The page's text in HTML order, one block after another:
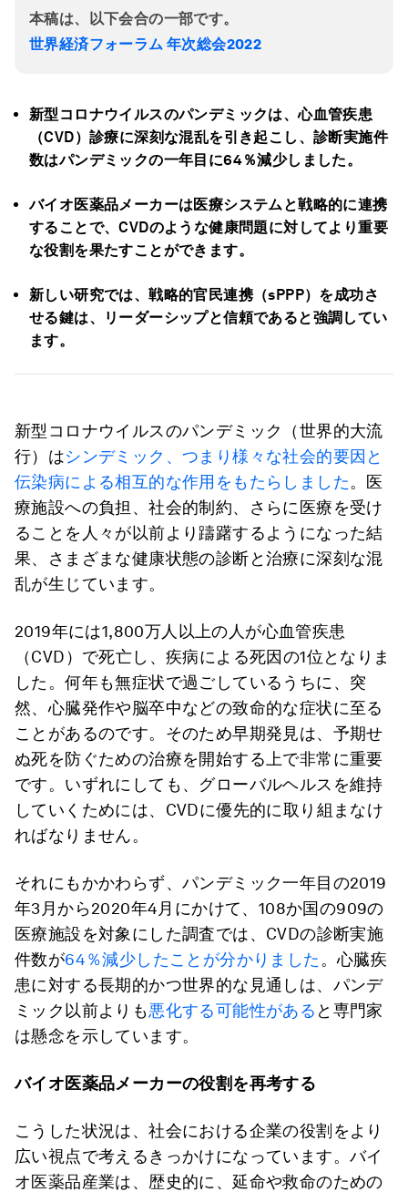
本稿は、以下会合の一部です。
世界経済フォーラム 年次総会2022
新型コロナウイルスのパンデミックは、心血管疾患
（CVD）診療に深刻な混乱を引き起こし、診断実施件
数はパンデミックの一年目に64％減少しました。
バイオ医薬品メーカーは医療システムと戦略的に連携
することで、CVDのような健康問題に対してより重要
な役割を果たすことができます。
新しい研究では、戦略的官民連携（sPPP）を成功さ
せる鍵は、リーダーシップと信頼であると強調してい
ます。
新型コロナウイルスのパンデミック（世界的大流
行）はシンデミック、つまり様々な社会的要因と
伝染病による相互的な作用をもたらしました。医
療施設への負担、社会的制約、さらに医療を受け
ることを人々が以前より躊躇するようになった結
果、さまざまな健康状態の診断と治療に深刻な混
乱が生じています。
2019年には1,800万人以上の人が心血管疾患
（CVD）で死亡し、疾病による死因の1位となりま
した。何年も無症状で過ごしているうちに、突
然、心臓発作や脳卒中などの致命的な症状に至る
ことがあるのです。そのため早期発見は、予期せ
ぬ死を防ぐための治療を開始する上で非常に重要
です。いずれにしても、グローバルヘルスを維持
していくためには、CVDに優先的に取り組まなけ
ればなりません。
それにもかかわらず、パンデミック一年目の2019
年3月から2020年4月にかけて、108か国の909の
医療施設を対象にした調査では、CVDの診断実施
件数が64％減少したことが分かりました 。心臓疾
患に対する長期的かつ世界的な見通しは、パンデ
ミック以前よりも悪化する可能性がある と専門家
は懸念を示しています。
バイオ医薬品メーカーの役割を再考する
こうした状況は、社会における企業の役割をより
広い視点で考えるきっかけになっています。バイ
オ医薬品産業は、歴史的に、延命や救命のための